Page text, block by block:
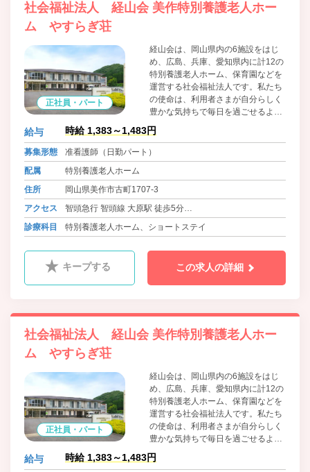
社会福祉法人 経山会 美作特別養護老人ホー
ム やすらぎ荘
正社員・パート
経山会は、岡山県内の6施設をはじ
め、広島、兵庫、愛知県内に計12の
特別養護老人ホーム、保育園などを
運営する社会福祉法人です。私たち
の使命は、利用者さまが自分らしく
豊かな気持ちで毎日を過ごせるよう
に、そして、ご家族にも安心してお
任せいただけるように、より良いケ
ア、より良いサービスを提供し続け
ること。そして、施設周辺に暮らす
へと成長すること。各種イベントの
開放や近隣保育園・小学校などとの
交流を通して、地域に根づき、地域
に開かれた施設運営を行っていま
す。
給与 時給 1,383～1,483円
募集形態
准看護師（日勤パート）
配属
特別養護老人ホーム
住所
岡山県美作市古町1707-3
アクセス
智頭急行 智頭線 大原駅 徒歩5分
バス 美作市営大原バス 大原病院 徒歩1分
診療科目 特別養護老人ホーム、ショートステイ
キープする この求人の詳細
社会福祉法人 経山会 美作特別養護老人ホー
ム やすらぎ荘
正社員・パート
経山会は、岡山県内の6施設をはじ
め、広島、兵庫、愛知県内に計12の
特別養護老人ホーム、保育園などを
運営する社会福祉法人です。私たち
の使命は、利用者さまが自分らしく
豊かな気持ちで毎日を過ごせるよう
に、そして、ご家族にも安心してお
任せいただけるように、より良いケ
給与 時給 1,383～1,483円